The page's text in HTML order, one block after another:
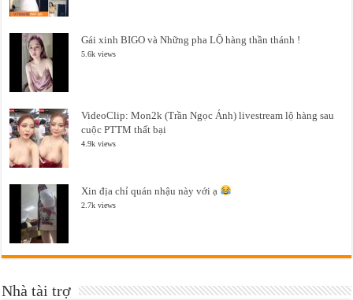
Gái xinh BIGO và Những pha LỘ hàng thần thánh !
5.6k views
VideoClip: Mon2k (Trần Ngọc Ánh) livestream lộ hàng sau
cuộc PTTM thất bại
4.9k views
Xin địa chỉ quán nhậu này với ạ
2.7k views
Nhà tài trợ